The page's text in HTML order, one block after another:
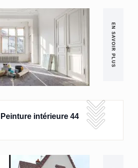
EN SAVOIR PLUS
Peinture intérieure 44